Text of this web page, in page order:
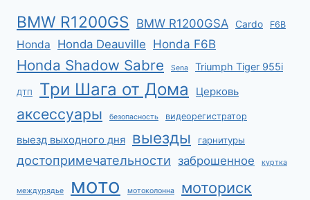
BMW R1200GS BMW R1200GSA Cardo F6B
Honda Honda Deauville Honda F6B
Honda Shadow Sabre Sena Triumph Tiger 955i
ДТП Три Шага от Дома Церковь
аксессуары безопасность видеорегистратор
выезд выходного дня выезды гарнитуры
достопримечательности заброшенное куртка
междурядье мото мотоколонна моториск